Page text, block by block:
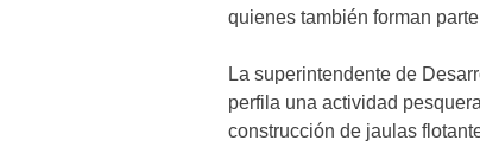
quienes también forman
La superintendente de
perfila una actividad
construcción de jaulas